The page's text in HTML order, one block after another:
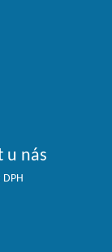
u nás